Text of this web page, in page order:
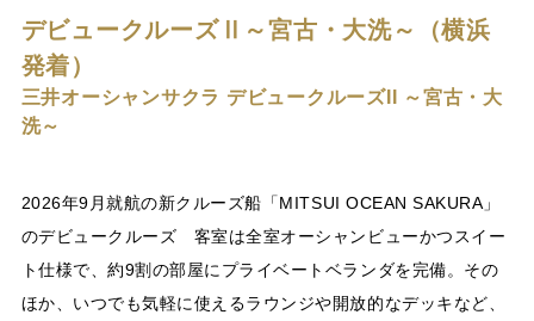
デビュークルーズⅡ～宮古・大洗～（横浜
発着）
三井オーシャンサクラ デビュークルーズII ～宮古・大
洗～
2026年9月就航の新クルーズ船「MITSUI OCEAN SAKURA」
のデビュークルーズ 客室は全室オーシャンビューかつスイー
ト仕様で、約9割の部屋にプライベートベランダを完備。その
ほか、いつでも気軽に使えるラウンジや開放的なデッキなど、